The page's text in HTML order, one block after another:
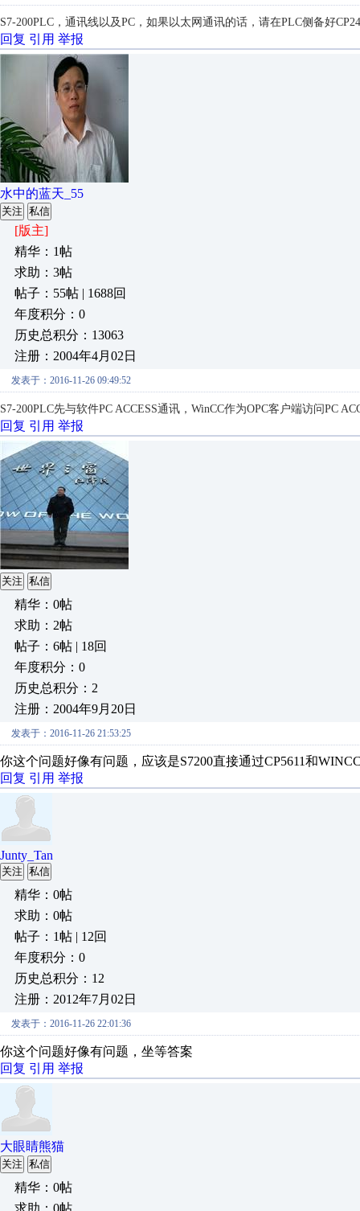
S7-200PLC，通讯线以及PC，如果以太网通讯的话，请在PLC侧备好
回复 引用 举报
水中的蓝天_55
关注 私信
[版主]
精华：1帖
求助：3帖
帖子：55帖 | 1688回
年度积分：0
历史总积分：13063
注册：2004年4月02日
发表于：2016-11-26 09:49:52
S7-200PLC先与软件PC ACCESS通讯， WinCC作为OPC客户端访问PC
回复 引用 举报
关注 私信
精华：0帖
求助：2帖
帖子：6帖 | 18回
年度积分：0
历史总积分：2
注册：2004年9月20日
发表于：2016-11-26 21:53:25
你这个问题好像有问题，应该是S7200直接通过CP5611和
回复 引用 举报
Junty_Tan
关注 私信
精华：0帖
求助：0帖
帖子：1帖 | 12回
年度积分：0
历史总积分：12
注册：2012年7月02日
发表于：2016-11-26 22:01:36
你这个问题好像有问题，坐等答案
回复 引用 举报
大眼睛熊猫
关注 私信
精华：0帖
求助：0帖